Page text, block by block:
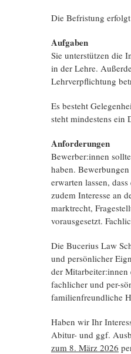
Die Befristung erfolgt
Aufgaben
Sie unterstützen die
in der Lehre.
Lehrverpflichtung
Es besteht
steht mindestens
Anforderungen
Bewerber:innen
haben.
erwarten lassen,
zudem Interesse an
marktrecht,
vorausgesetzt.
Die Bucerius Law
und persönlicher
der Mitarbeiter:innen
fachlicher und per-
familienfreundliche
Haben wir Ihr
Abitur- und ggf.
zum 8. März 2026